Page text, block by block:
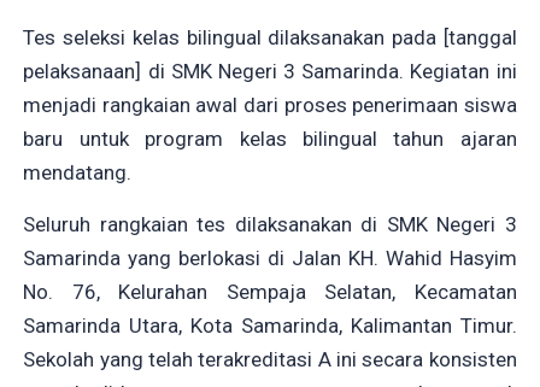
Tes seleksi kelas bilingual dilaksanakan pada [tanggal
pelaksanaan] di SMK Negeri 3 Samarinda. Kegiatan ini
menjadi rangkaian awal dari proses penerimaan siswa
baru untuk program kelas bilingual tahun ajaran
mendatang.
Seluruh rangkaian tes dilaksanakan di SMK Negeri 3
Samarinda yang berlokasi di Jalan KH. Wahid Hasyim
No. 76, Kelurahan Sempaja Selatan, Kecamatan
Samarinda Utara, Kota Samarinda, Kalimantan Timur.
Sekolah yang telah terakreditasi A ini secara konsisten